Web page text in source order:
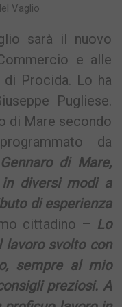
Vaglio
sarà il nuovo
e alle
Procida. Lo ha
Pugliese.
di Mare secondo
da
di Mare,
diversi modi a
di esperienza
cittadino – Lo
svolto con
sempre al mio
preziosi. A